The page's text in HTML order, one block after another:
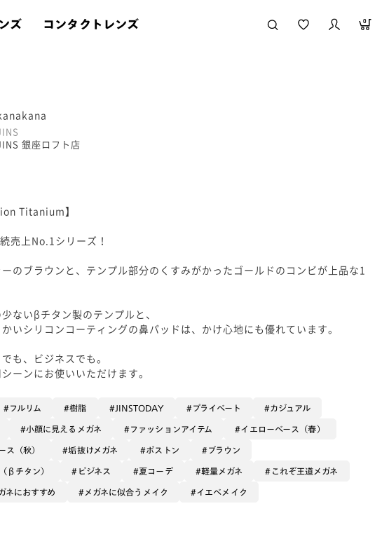
ズ コンタクトレンズ 0
銀座ロフト店
Titanium】
売上No.1シリーズ！
のブラウンと、テンプル部分のくすみがかったゴールドのコンビが上品な1
ないβチタン製のテンプルと、
いシリコンコーティングの鼻パッドは、かけ心地にも優れています。
も、ビジネスでも。
ーンにお使いいただけます。
フルリム 樹脂 JINSTODAY プライベート カジュアル
小顔に見えるメガネ ファッションアイテム イエローベース（春）
ス（秋） 垢抜けメガネ ボストン ブラウン
βチタン） ビジネス 夏コーデ 軽量メガネ これぞ王道メガネ
ネにおすすめ メガネに似合うメイク イエベメイク